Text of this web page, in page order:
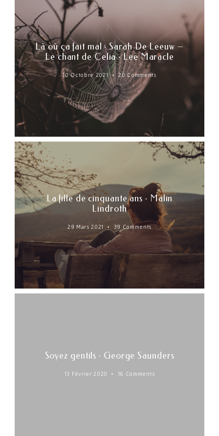
Là où ça fait mal · Sarah De Leeuw –
Le chant de Celia · Lee Maracle
10 Octobre 2021 20 Comments
La fille de cinquante ans · Malin
Lindroth
29 Mars 2021 39 Comments
Soyez gentils · George Saunders
13 Février 2020 16 Comments